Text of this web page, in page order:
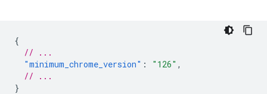
{
// ...
"minimum_chrome_version" : "126" ,
// ...
}